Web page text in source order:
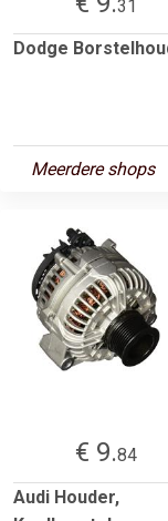
31
Dodge
Meerdere shops
€ 9.84
Audi Houder,